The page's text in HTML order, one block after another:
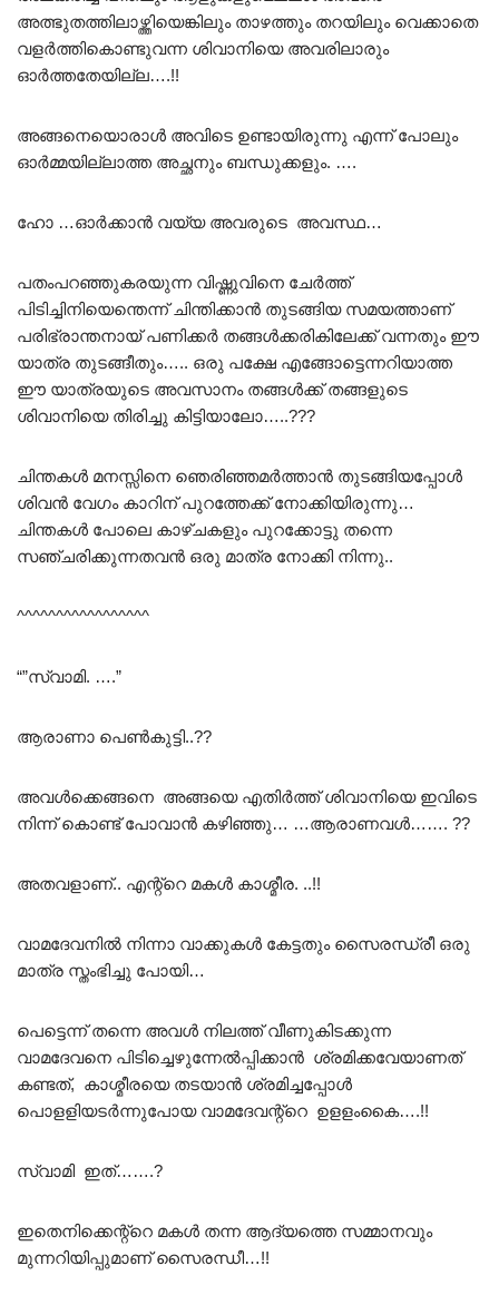
അത്ഭുതത്തിലാഴ്ത്തിയെങ്കിലും താഴത്തും തറയിലും വെക്കാതെ
വളർത്തികൊണ്ടുവന്ന ശിവാനിയെ അവരിലാരും
ഓർത്തതേയില്ല….!!
അങ്ങനെയൊരാൾ അവിടെ ഉണ്ടായിരുന്നു എന്ന് പോലും
ഓർമ്മയില്ലാത്ത അച്ഛനും ബന്ധുക്കളും. ….
ഹോ …ഓർക്കാൻ വയ്യ അവരുടെ അവസ്ഥ…
പതംപറഞ്ഞുകരയുന്ന വിഷ്ണുവിനെ ചേർത്ത്
പിടിച്ചിനിയെന്തെന്ന് ചിന്തിക്കാൻ തുടങ്ങിയ സമയത്താണ്
പരിഭ്രാന്തനായ് പണിക്കർ തങ്ങൾക്കരികിലേക്ക് വന്നതും ഈ
യാത്ര തുടങ്ങീതും….. ഒരു പക്ഷേ എങ്ങോട്ടെന്നറിയാത്ത
ഈ യാത്രയുടെ അവസാനം തങ്ങൾക്ക് തങ്ങളുടെ
ശിവാനിയെ തിരിച്ചു കിട്ടിയാലോ…..???
ചിന്തകൾ മനസ്സിനെ ഞെരിഞ്ഞമർത്താൻ തുടങ്ങിയപ്പോൾ
ശിവൻ വേഗം കാറിന് പുറത്തേക്ക് നോക്കിയിരുന്നു…
ചിന്തകൾ പോലെ കാഴ്ചകളും പുറക്കോട്ടു തന്നെ
സഞ്ചരിക്കുന്നതവൻ ഒരു മാത്ര നോക്കി നിന്നു..
^^^^^^^^^^^^^^^^^
“”സ്വാമി. ….”
ആരാണാ പെൺകുട്ടി..??
അവൾക്കെങ്ങനെ അങ്ങയെ എതിർത്ത് ശിവാനിയെ ഇവിടെ
നിന്ന് കൊണ്ട് പോവാൻ കഴിഞ്ഞു… …ആരാണവൾ……. ??
അതവളാണ്.. എന്റ്റെ മകൾ കാശ്മീര. ..!!
വാമദേവനിൽ നിന്നാ വാക്കുകൾ കേട്ടതും സൈരന്ധ്രീ ഒരു
മാത്ര സ്തംഭിച്ചു പോയി…
പെട്ടെന്ന് തന്നെ അവൾ നിലത്ത് വീണുകിടക്കുന്ന
വാമദേവനെ പിടിച്ചെഴുന്നേൽപ്പിക്കാൻ ശ്രമിക്കവേയാണത്
കണ്ടത്, കാശ്മീരയെ തടയാൻ ശ്രമിച്ചപ്പോൾ
പൊളളിയടർന്നുപോയ വാമദേവന്റ്റെ ഉളളംകൈ….!!
സ്വാമി ഇത്…….?
ഇതെനിക്കെന്റ്റെ മകൾ തന്ന ആദ്യത്തെ സമ്മാനവും
മുന്നറിയിപ്പുമാണ് സൈരന്ധീ…!!